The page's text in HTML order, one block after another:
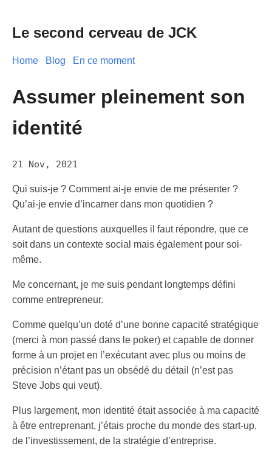
Le second cerveau de JCK
Home Blog En ce moment
Assumer pleinement son
identité
21 Nov, 2021
Qui suis-je ? Comment ai-je envie de me présenter ?
Qu’ai-je envie d’incarner dans mon quotidien ?
Autant de questions auxquelles il faut répondre, que ce
soit dans un contexte social mais également pour soi-
même.
Me concernant, je me suis pendant longtemps défini
comme entrepreneur.
Comme quelqu’un doté d’une bonne capacité stratégique
(merci à mon passé dans le poker) et capable de donner
forme à un projet en l’exécutant avec plus ou moins de
précision n’étant pas un obsédé du détail (n’est pas
Steve Jobs qui veut).
Plus largement, mon identité était associée à ma capacité
à être entreprenant, j’étais proche du monde des start-up,
de l’investissement, de la stratégie d’entreprise.